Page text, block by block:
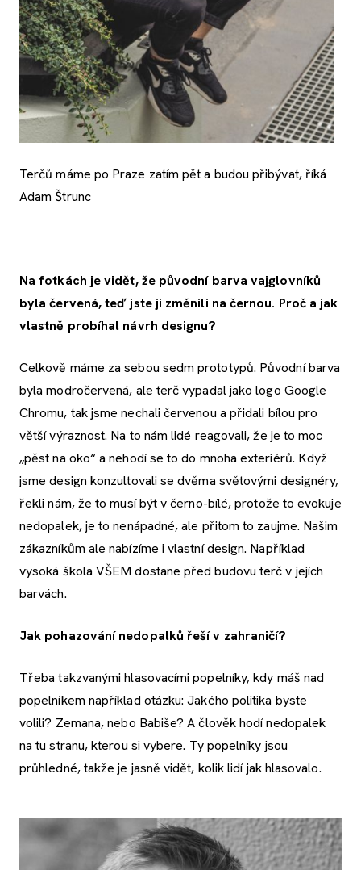
Terčů máme po Praze zatím pět a budou přibývat, říká
Adam Štrunc
Na fotkách je vidět, že původní barva vajglovníků
byla červená, teď jste ji změnili na černou. Proč a jak
vlastně probíhal návrh designu?
Celkově máme za sebou sedm prototypů. Původní barva
byla modročervená, ale terč vypadal jako logo Google
Chromu, tak jsme nechali červenou a přidali bílou pro
větší výraznost. Na to nám lidé reagovali, že je to moc
„pěst na oko“ a nehodí se to do mnoha exteriérů. Když
jsme design konzultovali se dvěma světovými designéry,
řekli nám, že to musí být v černo-bílé, protože to evokuje
nedopalek, je to nenápadné, ale přitom to zaujme. Našim
zákazníkům ale nabízíme i vlastní design. Například
vysoká škola VŠEM dostane před budovu terč v jejích
barvách.
Jak pohazování nedopalků řeší v zahraničí?
Třeba takzvanými hlasovacími popelníky, kdy máš nad
popelníkem například otázku: Jakého politika byste
volili? Zemana, nebo Babiše? A člověk hodí nedopalek
na tu stranu, kterou si vybere. Ty popelníky jsou
průhledné, takže je jasně vidět, kolik lidí jak hlasovalo.